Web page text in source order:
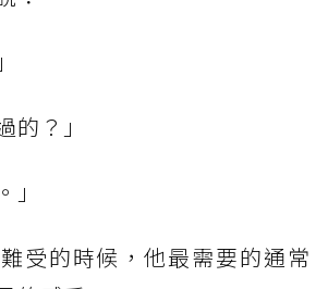
的？」
」
受的時候，他最需要的通常